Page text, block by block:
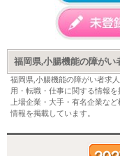
福岡県,小腸機能の障がい
福岡県,小腸機能の障がい者求
用・転職・仕事に関する情報を
上場企業・大手・有名企業な
情報を掲載しています。